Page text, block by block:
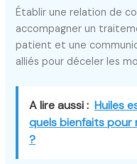
Établir une relation de
accompagner un
patient et une
alliés pour déceler les
A lire aussi : Huiles
quels bienfaits pour
?